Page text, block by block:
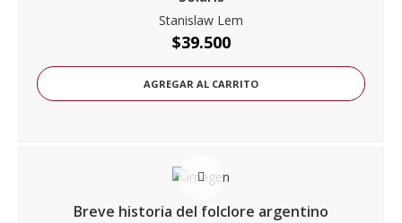
Stanislaw Lem
$39.500
AGREGAR AL CARRITO
Breve historia del folclore argentino